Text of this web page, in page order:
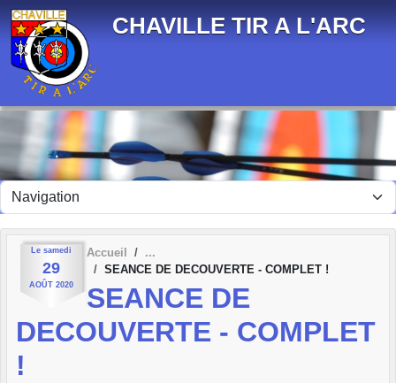
CHAVILLE TIR A L'ARC
Le samedi
29
AOÛT 2020
Accueil
SEANCE DE DECOUVERTE - COMPLET !
SEANCE DE
DECOUVERTE - COMPLET
!
Panneau de gestion des cookies